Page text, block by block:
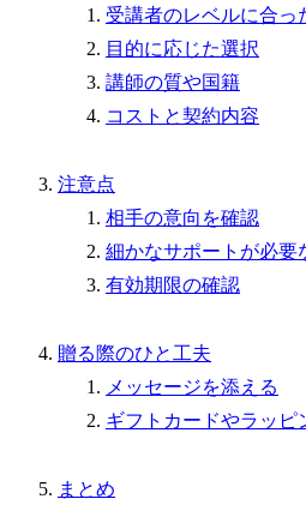
受講者のレベルに合っ
目的に応じた選択
講師の質や国籍
コストと契約内容
注意点
相手の意向を確認
細かなサポートが必要
有効期限の確認
贈る際のひと工夫
メッセージを添える
ギフトカードやラッピ
まとめ